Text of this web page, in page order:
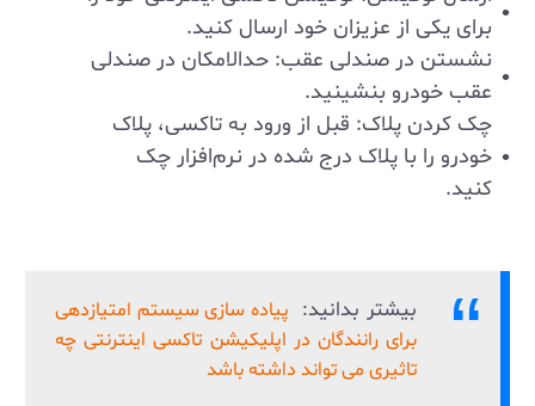
برای یکی از عزیزان خود ارسال کنید.
نشستن در صندلی عقب: حدالامکان در صندلی
عقب خودرو بنشینید.
چک کردن پلاک: قبل از ورود به تاکسی، پلاک
خودرو را با پلاک درج شده در نرم‌افزار چک
کنید.
بیشتر بدانید: پیاده ‌سازی سیستم امتیازدهی
برای رانندگان در اپلیکیشن تاکسی اینترنتی چه
تاثیری می تواند داشته باشد